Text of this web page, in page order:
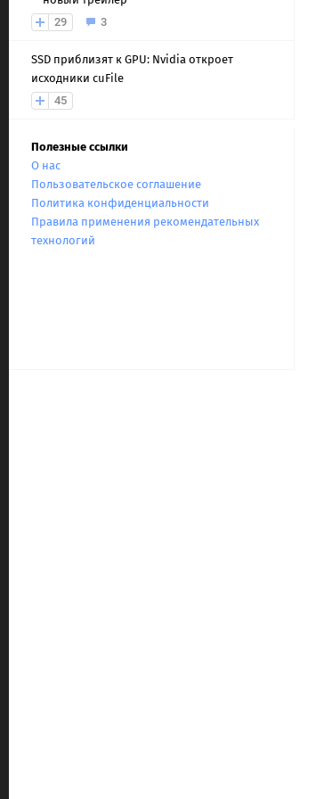
29
3
SSD приблизят к GPU: Nvidia откроет
исходники cuFile
45
Полезные ссылки
О нас
Пользовательское соглашение
Политика конфиденциальности
Правила применения рекомендательных
технологий